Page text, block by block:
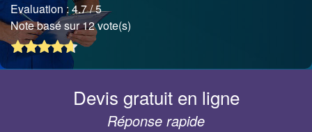
Evaluation :4.7/ 5
Note basé sur 12 vote(s)
Devis gratuit en ligne
Réponse rapide